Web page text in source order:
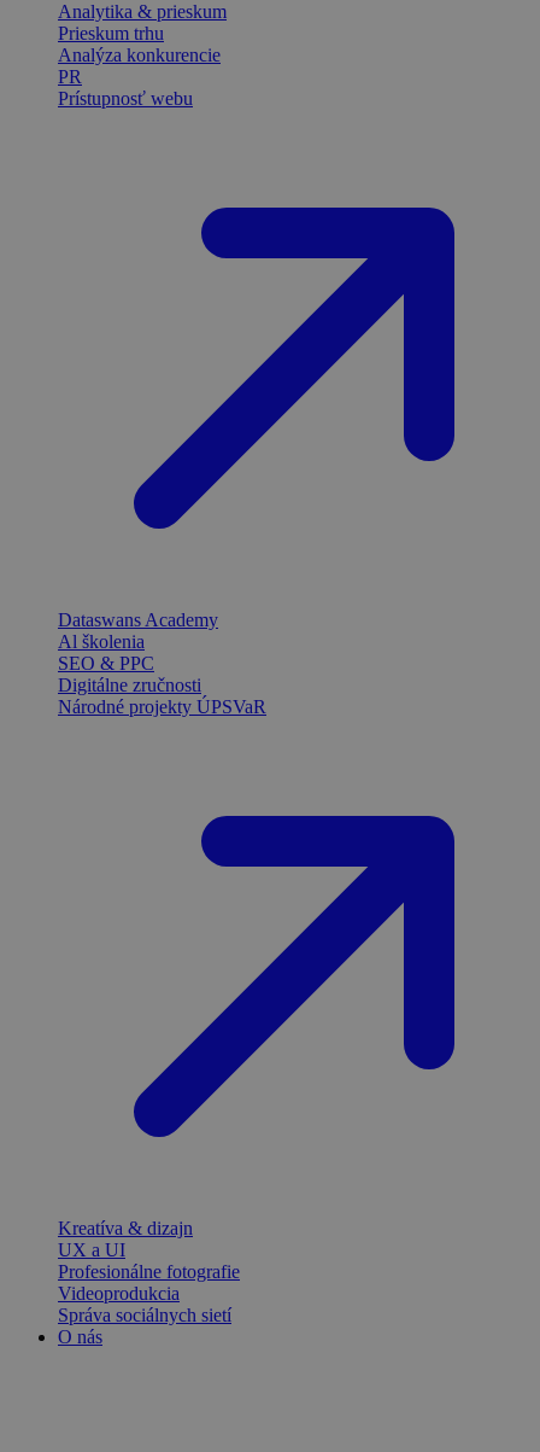
Analytika & prieskum
Prieskum trhu
Analýza konkurencie
PR
Prístupnosť webu
Dataswans Academy
Al školenia
SEO & PPC
Digitálne zručnosti
Národné projekty ÚPSVaR
Kreatíva & dizajn
UX a UI
Profesionálne fotografie
Videoprodukcia
Správa sociálnych sietí
O nás